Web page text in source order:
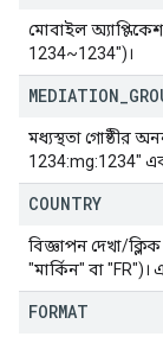
মোবাইল
1234~1234")।
MEDIATION
মধ্যস্থতা গোষ্ঠীর
1234:mg:1234"
COUNTRY
বিজ্ঞাপন দেখা/
"মার্কিন" বা
FORMAT